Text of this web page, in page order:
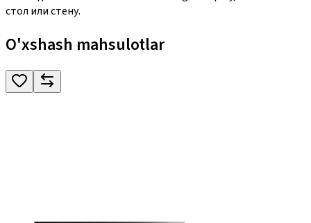
стол или стену.
O'xshash mahsulotlar